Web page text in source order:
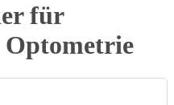
für